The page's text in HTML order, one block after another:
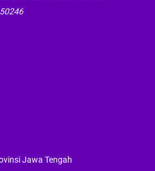
Jawa Tengah